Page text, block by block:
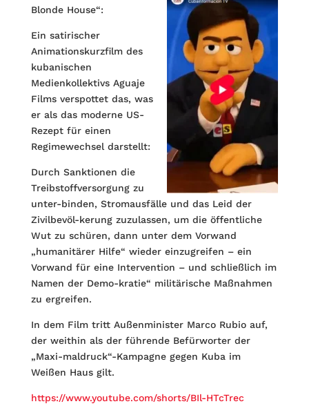
Blonde House“:
Ein satirischer
Animationskurzfilm des
kubanischen
Medienkollektivs Aguaje
Films verspottet das, was
er als das moderne US-
Rezept für einen
Regimewechsel darstellt:
Durch Sanktionen die
Treibstoffversorgung zu
unter-binden, Stromausfälle und das Leid der
Zivilbevöl-kerung zuzulassen, um die öffentliche
Wut zu schüren, dann unter dem Vorwand
„humanitärer Hilfe“ wieder einzugreifen – ein
Vorwand für eine Intervention – und schließlich im
Namen der Demo-kratie“ militärische Maßnahmen
zu ergreifen.
In dem Film tritt Außenminister Marco Rubio auf,
der weithin als der führende Befürworter der
„Maxi-maldruck“-Kampagne gegen Kuba im
Weißen Haus gilt.
https://www.youtube.com/shorts/BIl-HTcTrec